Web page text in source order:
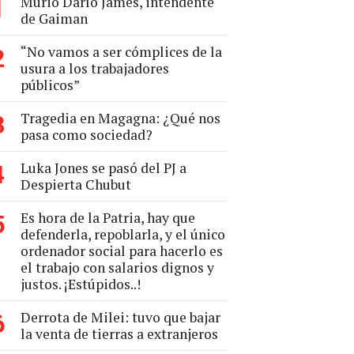
de Gaiman
“No vamos a ser cómplices de la
usura a los trabajadores
públicos”
Tragedia en Magagna: ¿Qué nos
pasa como sociedad?
Luka Jones se pasó del PJ a
Despierta Chubut
Es hora de la Patria, hay que
defenderla, repoblarla, y el único
ordenador social para hacerlo es
el trabajo con salarios dignos y
justos. ¡Estúpidos..!
Derrota de Milei: tuvo que bajar
la venta de tierras a extranjeros